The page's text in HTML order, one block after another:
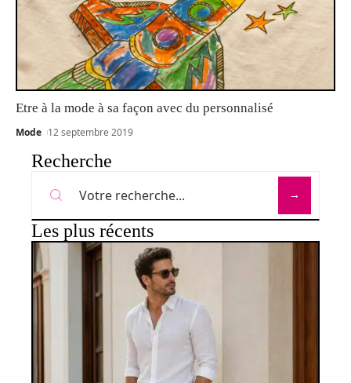
Etre à la mode à sa façon avec du personnalisé
Mode 12 septembre 2019
Recherche
Les plus récents